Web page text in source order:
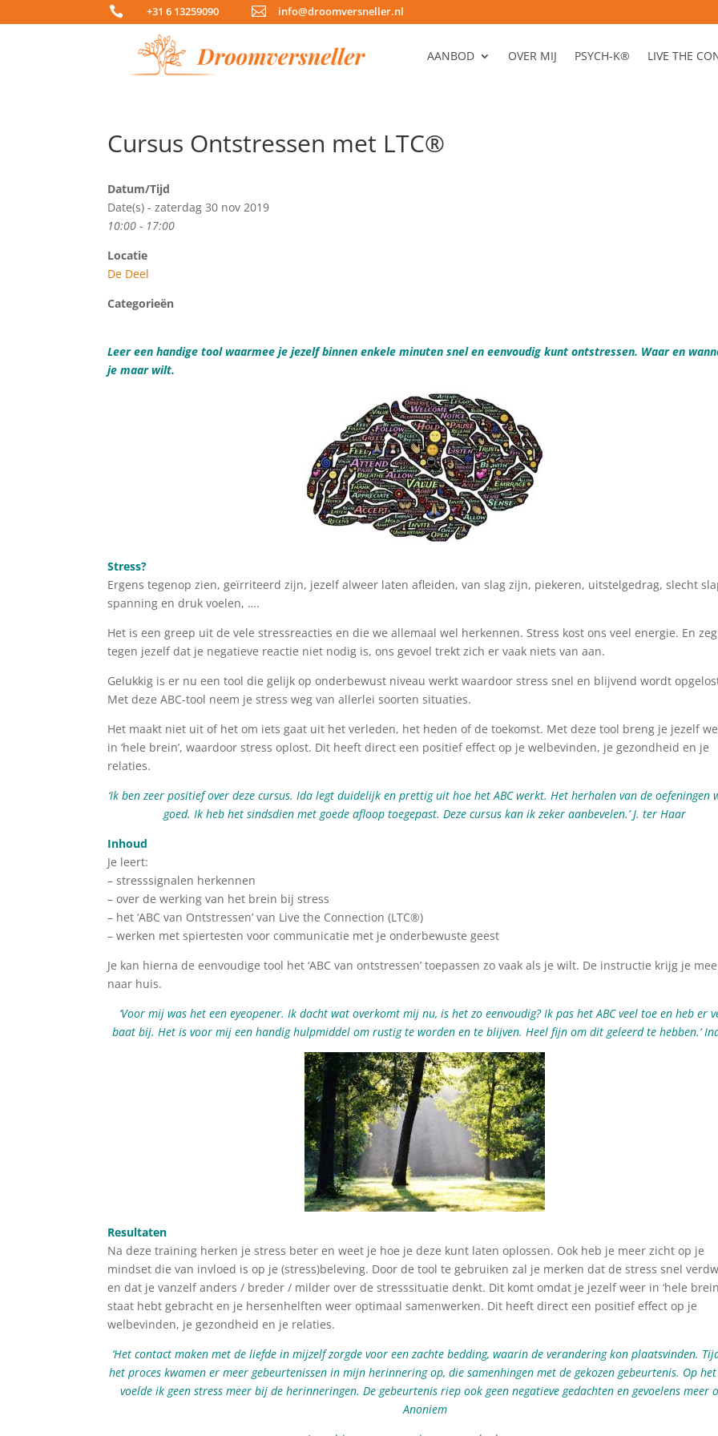
 +31 6 13259090  info@droomversneller.nl
AANBOD OVER MIJ PSYCH-K® LIVE THE
Cursus Ontstressen met LTC®
Datum/Tijd
Date(s) - zaterdag 30 nov 2019
10:00 - 17:00
Locatie
De Deel
Categorieën
Leer een handige tool waarmee je jezelf binnen enkele minuten snel en eenvoudig kunt ontstressen. Waar en
je maar wilt.
Stress?
Ergens tegenop zien, geïrriteerd zijn, jezelf alweer laten afleiden, van slag zijn, piekeren, uitstelgedrag, slecht
spanning en druk voelen, ….
Het is een greep uit de vele stressreacties en die we allemaal wel herkennen. Stress kost ons veel energie. En
tegen jezelf dat je negatieve reactie niet nodig is, ons gevoel trekt zich er vaak niets van aan.
Gelukkig is er nu een tool die gelijk op onderbewust niveau werkt waardoor stress snel en blijvend wordt
Met deze ABC-tool neem je stress weg van allerlei soorten situaties.
Het maakt niet uit of het om iets gaat uit het verleden, het heden of de toekomst. Met deze tool breng je jezelf
in ‘hele brein’, waardoor stress oplost. Dit heeft direct een positief effect op je welbevinden, je gezondheid en je
relaties.
‘Ik ben zeer positief over deze cursus. Ida legt duidelijk en prettig uit hoe het ABC werkt. Het herhalen van de oefeningen
goed. Ik heb het sindsdien met goede afloop toegepast. Deze cursus kan ik zeker aanbevelen.’ J. ter Haar
Inhoud
Je leert:
– stresssignalen herkennen
– over de werking van het brein bij stress
– het ‘ABC van Ontstressen’ van Live the Connection (LTC®)
– werken met spiertesten voor communicatie met je onderbewuste geest
Je kan hierna de eenvoudige tool het ‘ABC van ontstressen’ toepassen zo vaak als je wilt. De instructie krijg je mee
naar huis.
‘Voor mij was het een eyeopener. Ik dacht wat overkomt mij nu, is het zo eenvoudig? Ik pas het ABC veel toe en heb er
baat bij. Het is voor mij een handig hulpmiddel om rustig te worden en te blijven. Heel fijn om dit geleerd te hebben.‘
Resultaten
Na deze training herken je stress beter en weet je hoe je deze kunt laten oplossen. Ook heb je meer zicht op je
mindset die van invloed is op je (stress)beleving. Door de tool te gebruiken zal je merken dat de stress snel
en dat je vanzelf anders / breder / milder over de stresssituatie denkt. Dit komt omdat je jezelf weer in ‘hele
staat hebt gebracht en je hersenhelften weer optimaal samenwerken. Dit heeft direct een positief effect op je
welbevinden, je gezondheid en je relaties.
‘Het contact maken met de liefde in mijzelf zorgde voor een zachte bedding, waarin de verandering kon plaatsvinden.
het proces kwamen er meer gebeurtenissen in mijn herinnering op, die samenhingen met de gekozen gebeurtenis. Op
voelde ik geen stress meer bij de herinneringen. De gebeurtenis riep ook geen negatieve gedachten en gevoelens meer
Anoniem